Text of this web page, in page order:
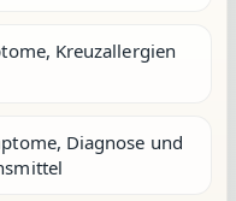
Kreuzallergien
Diagnose und